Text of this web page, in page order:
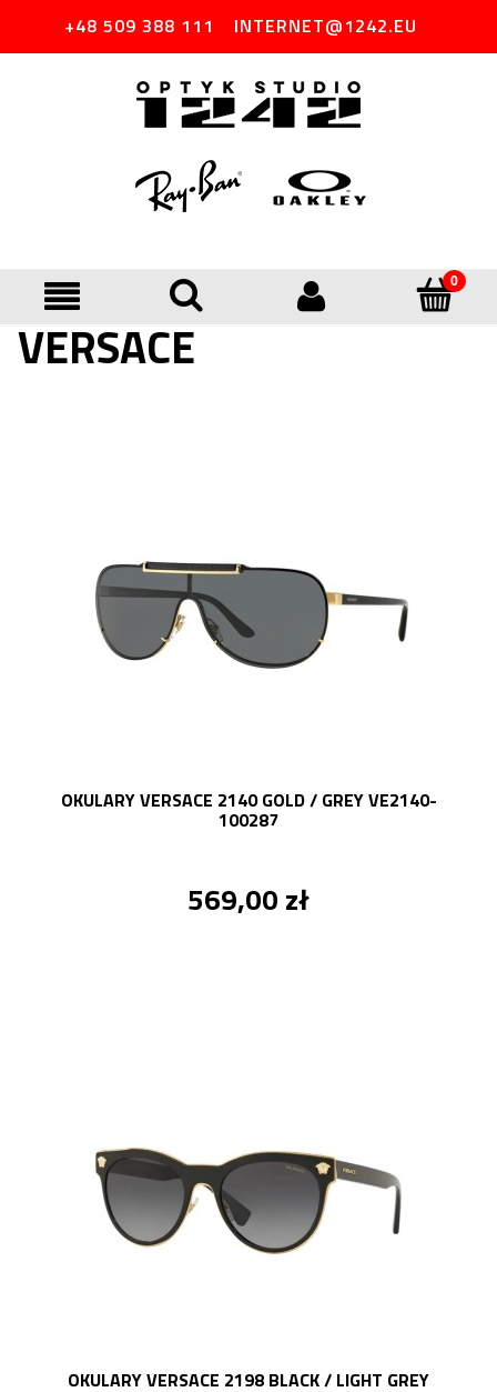
+48 509 388 111 INTERNET@1242.EU
VERSACE
OKULARY VERSACE 2140 GOLD / GREY VE2140-
100287
569,00 zł
OKULARY VERSACE 2198 BLACK / LIGHT GREY